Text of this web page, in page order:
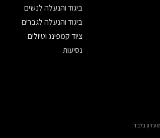
ביגוד והנעלה לנשים
ביגוד והנעלה לגברים
ציוד קמפינג וטיולים
נסיעות